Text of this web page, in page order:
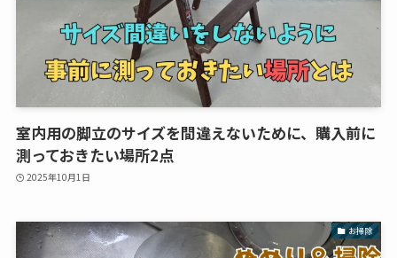
室内用の脚立のサイズを間違えないために、購入前に
測っておきたい場所2点
2025年10月1日
お掃除